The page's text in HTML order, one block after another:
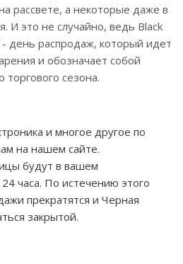
рассвете, а некоторые даже в
И это не случайно, ведь Black
день распродаж, который идет
и обозначает собой
торгового сезона.
и многое другое по
на нашем сайте.
будут в вашем
часа. По истечению этого
прекратятся и Черная
закрытой.